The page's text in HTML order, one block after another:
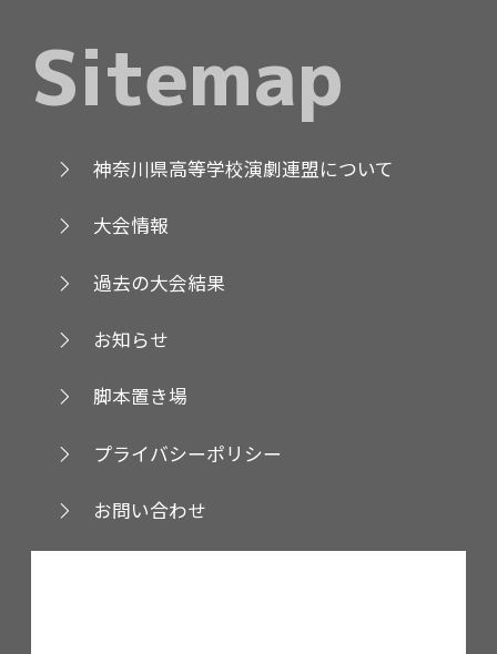
Sitemap
神奈川県高等学校演劇連盟について
大会情報
過去の大会結果
お知らせ
脚本置き場
プライバシーポリシー
お問い合わせ